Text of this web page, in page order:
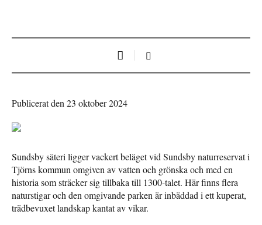
Publicerat den 23 oktober 2024
Sundsby säteri ligger vackert beläget vid Sundsby naturreservat i
Tjörns kommun omgiven av vatten och grönska och med en
historia som sträcker sig tillbaka till 1300-talet. Här finns flera
naturstigar och den omgivande parken är inbäddad i ett kuperat,
trädbevuxet landskap kantat av vikar.